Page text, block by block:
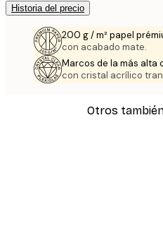
Historia del precio
200 g / m² papel
con acabado mate.
Marcos de la más alta
con cristal acrílico
Otros